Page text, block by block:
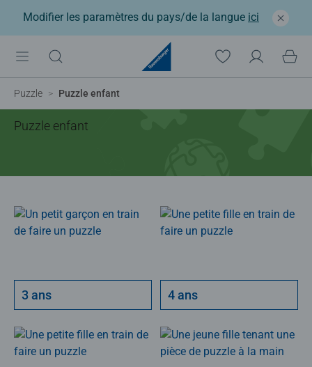
Modifier les paramètres du pays/de la langue ici
Puzzle Puzzle enfant
Puzzle enfant
3 ans 4 ans